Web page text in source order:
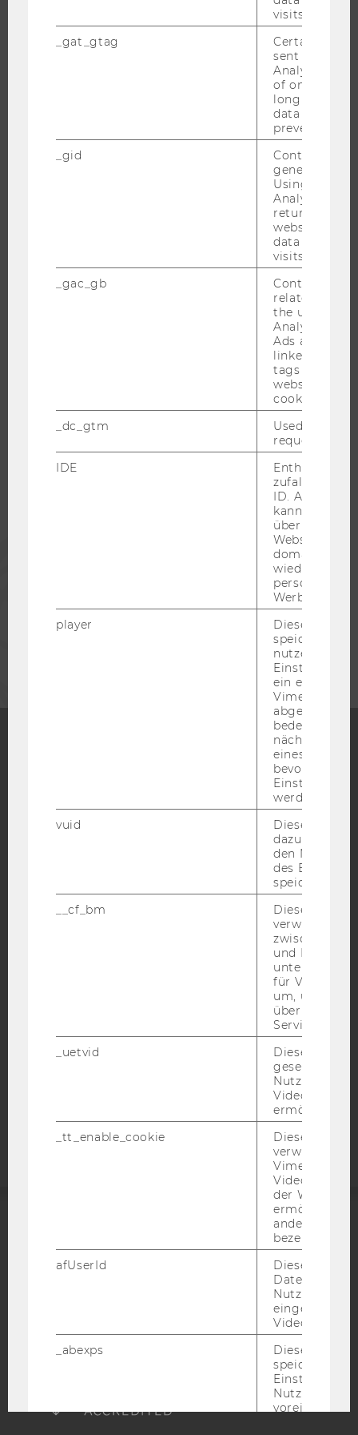
EVENTS ARCHIV
JOBS MIT WU-STUDIUM
KARRIEREKONTAKTE AN DER WU
Blog
Bluesky
BARRIEREFREIHEITSERKLÄRUNG WEBSEITE
DATENSCHUTZERKLÄRUNG SOCIAL MEDIA
STUDIENBEWERBER*INNEN UND STUDIERENDE
Barrierefreiheitserklärung
Webseite
EQUIS
AMBA
visits.
_gat_gtag
Certain data
sent to
Analytics a
of once per
long as it is
data
prevented.
_gid
Contains a
generated
Using this
Analytics can
returning
website and
data from
visits.
_gac_gb
Contains
related
the user. If
Analytics and
Ads accounts
linked, the
tags on the
website read
cookie.
_dc_gtm
Used to
request rate.
IDE
Enthält eine
ID. Anhand
kann Google
über
Websites
Werbung
player
Dieses Cookie
speichert
ein
Vimeo-Video
abgespielt
bedeutet,
nächsten
eines Vimeo-
bevorzugten
werden.
vuid
Dieser
dazu
den
des
speichern.
__cf_bm
Dieses
verwendet,
zwischen
und Bots zu
für Vimeo
um, um
über die
Service zu
_uetvid
Dieses
gesetzt, um
Nutzung des
Videoplayers
ermöglichen
_tt_enable_cookie
Dieses
verwendet,
Vimeo-
der WU-
ermöglichen
andere nicht
bezeichnete
afUserId
Dieses
Daten von
Videos
_abexps
Dieses Cookie
speichert
Nutzer*in, zB.